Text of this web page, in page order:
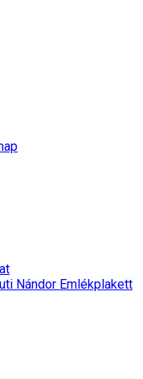
Nándor Emlékplakett